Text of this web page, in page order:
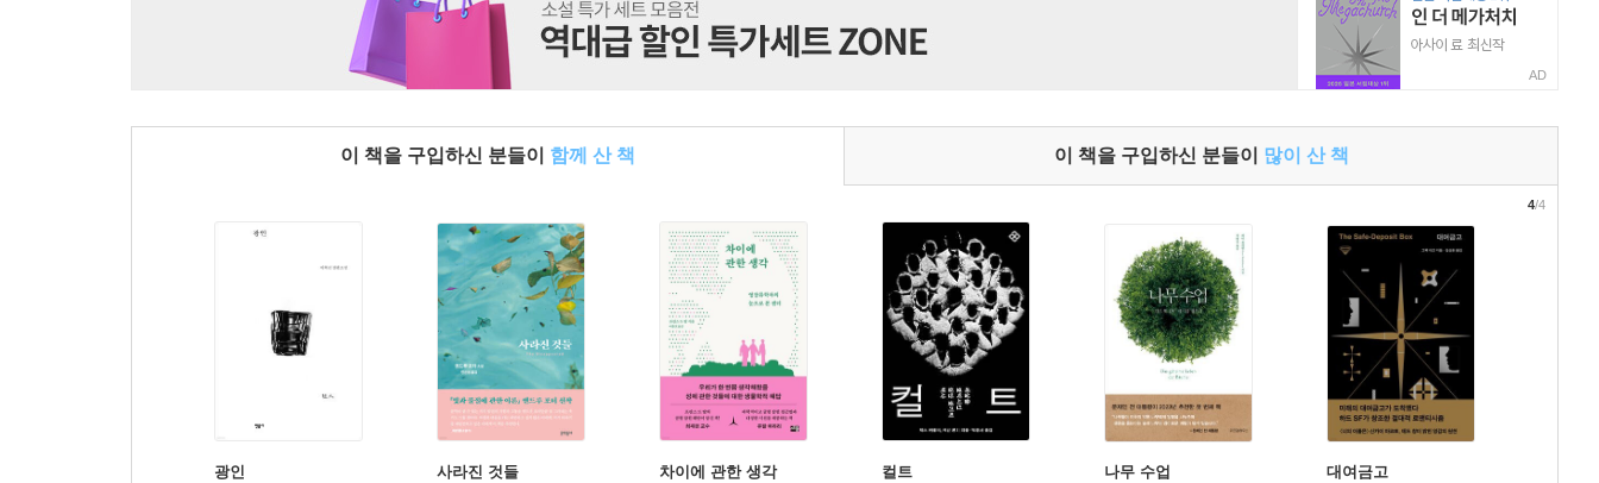
AD
이 책을 구입하신 분들이 함께 산 책 이 책을 구입하신 분들이 많이 산 책
광인 사라진 것들 차이에 관한 생각 컬트 나무 수업 대여금고
4/4